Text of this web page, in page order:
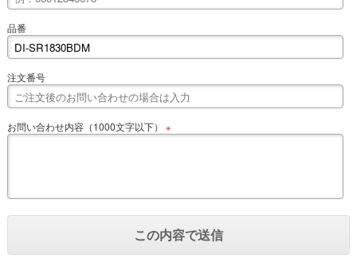
品番
注文番号
お問い合わせ内容（1000文字以下） ※